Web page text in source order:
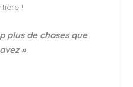
!
plus de choses que
»